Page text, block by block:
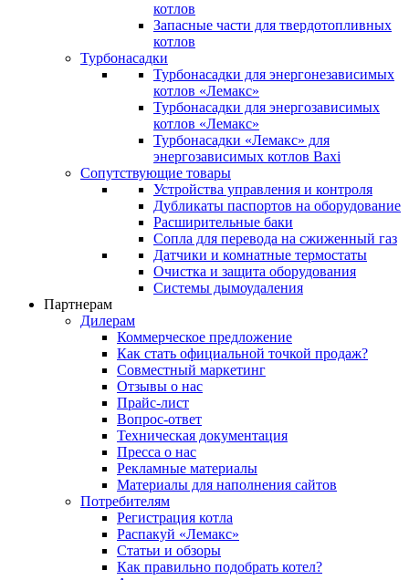
котлов
Запасные части для твердотопливных
котлов
Турбонасадки
Турбонасадки для энергонезависимых
котлов «Лемакс»
Турбонасадки для энергозависимых
котлов «Лемакс»
Турбонасадки «Лемакс» для
энергозависимых котлов Baxi
Сопутствующие товары
Устройства управления и контроля
Дубликаты паспортов на оборудование
Расширительные баки
Сопла для перевода на сжиженный газ
Датчики и комнатные термостаты
Очистка и защита оборудования
Системы дымоудаления
Партнерам
Дилерам
Коммерческое предложение
Как стать официальной точкой продаж?
Совместный маркетинг
Отзывы о нас
Прайс-лист
Вопрос-ответ
Техническая документация
Пресса о нас
Рекламные материалы
Материалы для наполнения сайтов
Потребителям
Регистрация котла
Распакуй «Лемакс»
Статьи и обзоры
Как правильно подобрать котел?